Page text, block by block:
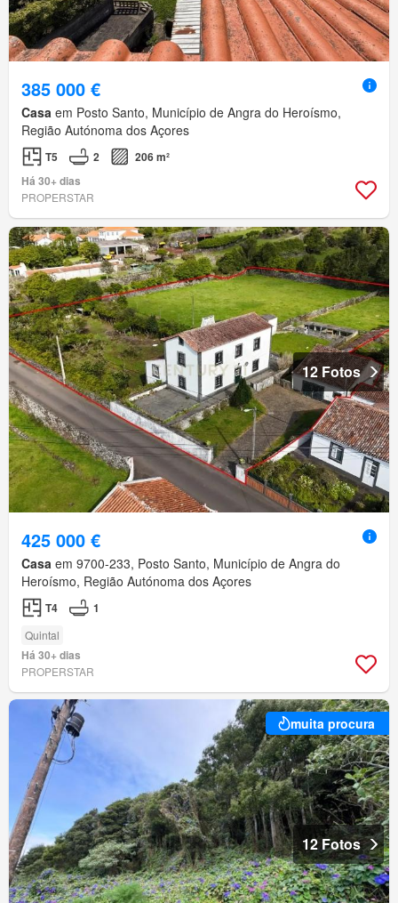
385 000 €
Casa em Posto Santo, Município de Angra do Heroísmo,
Região Autónoma dos Açores
T5 2
206 m²
Há 30+ dias
PROPERSTAR
12 Fotos
425 000 €
Casa em 9700-233, Posto Santo, Município de Angra do
Heroísmo, Região Autónoma dos Açores
T4 1
Quintal
Há 30+ dias
PROPERSTAR
muita procura
12 Fotos